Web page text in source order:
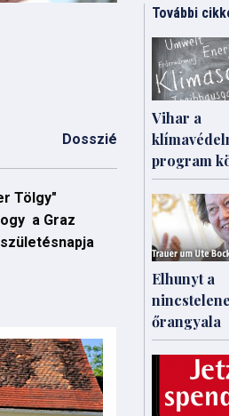
Dosszié
Tölgy"
a Graz
További
Vihar a
program
Elhunyt a
őrangyala